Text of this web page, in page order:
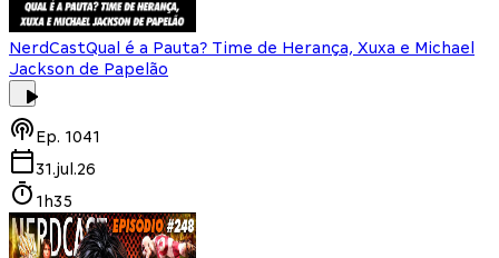
NerdCastQual é a Pauta? Time de Herança, Xuxa e Michael
Jackson de Papelão
Ep. 1041
31.jul.26
1h35